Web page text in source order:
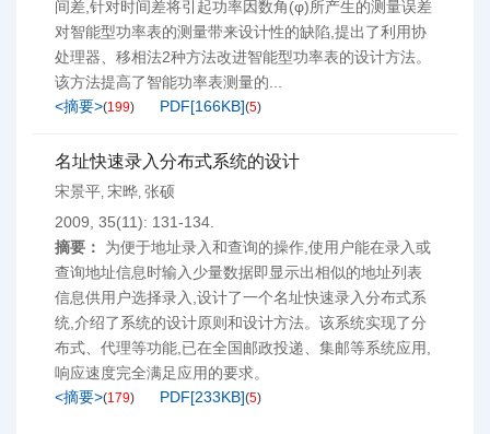
间差,针对时间差将引起功率因数角(φ)所产生的测量误差
对智能型功率表的测量带来设计性的缺陷,提出了利用协
处理器、移相法2种方法改进智能型功率表的设计方法。
该方法提高了智能功率表测量的...
<摘要>(199) PDF[166KB](5)
名址快速录入分布式系统的设计
宋景平, 宋晔, 张硕
2009, 35(11): 131-134.
摘要：
为便于地址录入和查询的操作,使用户能在录入或
查询地址信息时输入少量数据即显示出相似的地址列表
信息供用户选择录入,设计了一个名址快速录入分布式系
统,介绍了系统的设计原则和设计方法。该系统实现了分
布式、代理等功能,已在全国邮政投递、集邮等系统应用,
响应速度完全满足应用的要求。
<摘要>(179) PDF[233KB](5)